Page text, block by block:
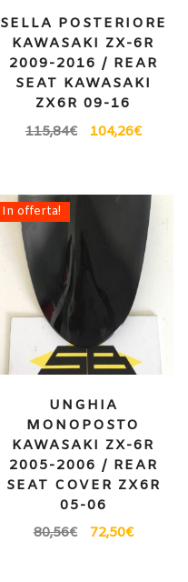
SELLA POSTERIORE
KAWASAKI ZX-6R
2009-2016 / REAR
SEAT KAWASAKI
ZX6R 09-16
115,84€ 104,26€
In offerta!
UNGHIA
MONOPOSTO
KAWASAKI ZX-6R
2005-2006 / REAR
SEAT COVER ZX6R
05-06
80,56€ 72,50€